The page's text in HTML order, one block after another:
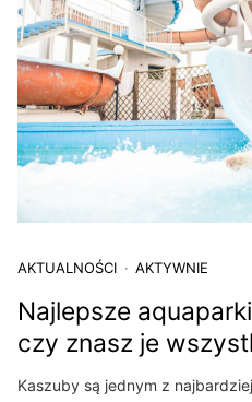
AKTUALNOŚCI AKTYWNIE
Najlepsze
czy znasz je
Kaszuby są jednym z